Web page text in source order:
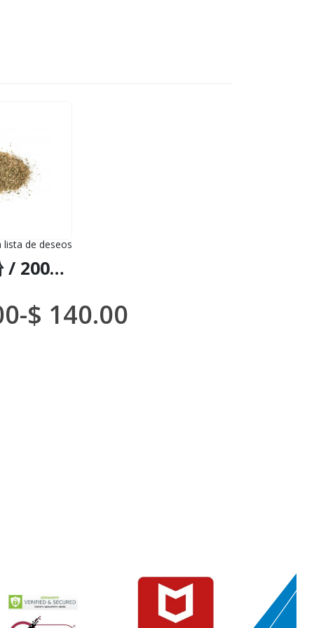
lista de deseos
货物（DHL 或联邦快递）
华友糖粉 / 200克，2公斤 - (Hymenaea Courbaril) - 100%天然草本植物茎粉
-$ 140.00